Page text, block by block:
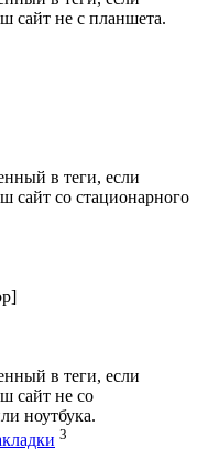
сайт не с планшета.
в теги, если
сайт со стационарного
в теги, если
сайт не со
ноутбука.
3